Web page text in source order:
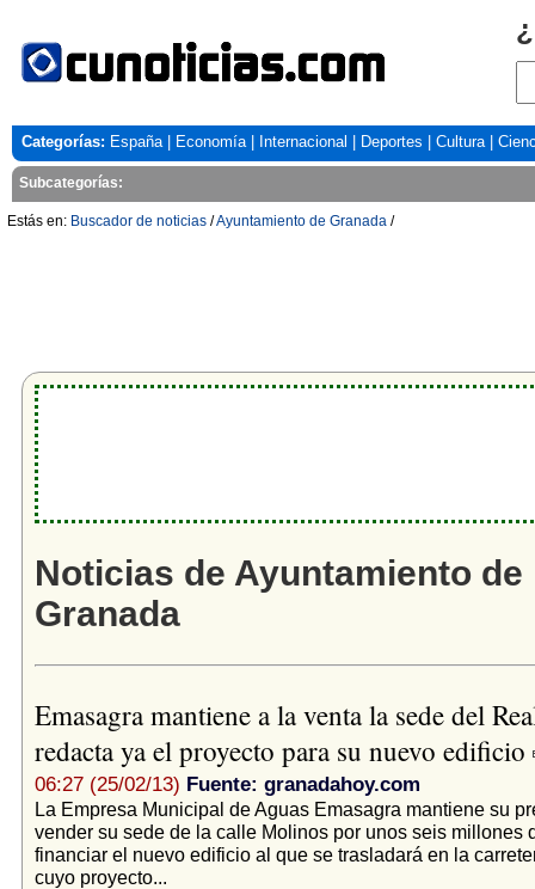
Categorías: España| Economía| Internacional Deportes Cultura|
Subcategorías:
Estás en: Buscador de noticias /Ayuntamiento de Granada /
Noticias de Ayuntamiento de
Granada
Emasagra mantiene a la venta la sede del
redacta ya el proyecto para su nuevo edificio
06:27 (25/02/13) Fuente: granadahoy.com
La Empresa Municipal de Aguas Emasagra mantiene su
vender su sede de la calle Molinos por unos seis millones
financiar el nuevo edificio al que se trasladará en la
cuyo proyecto...